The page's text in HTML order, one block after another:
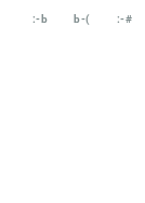
:-b b-( :-#